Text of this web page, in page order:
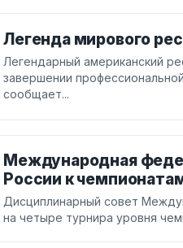
Легенда мирового
Легендарный американский
завершении
сообщает...
Международная
России к
Дисциплинарный совет
на четыре турнира уровня